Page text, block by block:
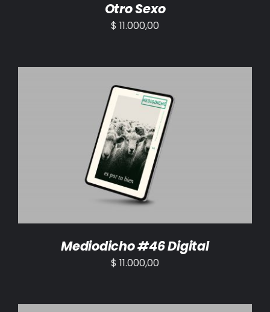
Otro Sexo
$ 11.000,00
AÑADIR AL CARRITO /
Mediodicho #46 Digital
$ 11.000,00